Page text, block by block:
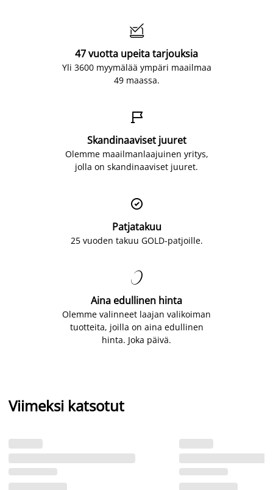

47 vuotta upeita tarjouksia
Yli 3600 myymälää ympäri maailmaa
49 maassa.

Skandinaaviset juuret
Olemme maailmanlaajuinen yritys,
jolla on skandinaaviset juuret.

Patjatakuu
25 vuoden takuu GOLD-patjoille.

Aina edullinen hinta
Olemme valinneet laajan valikoiman
tuotteita, joilla on aina edullinen
hinta. Joka päivä.
Viimeksi katsotut